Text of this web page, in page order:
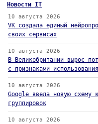
Новости IT
10 августа 2026
VK создала единый
своих сервисах
10 августа 2026
В Великобритании вырос
с признаками
10 августа 2026
Google ввела новую схему
группировок
10 августа 2026